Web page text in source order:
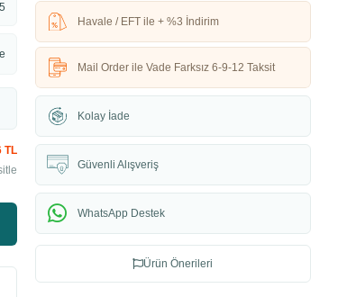
TL
Havale / EFT ile + %3 İndirim
Mail Order ile Vade Farksız 6-9-12 Taksit
Kolay İade
Güvenli Alışveriş
WhatsApp Destek
Ürün Önerileri